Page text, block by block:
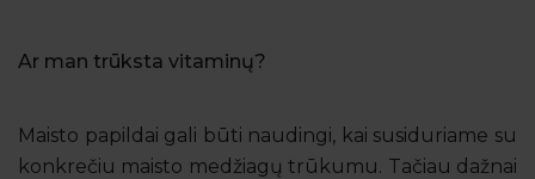
Ar man trūksta vitaminų?
Maisto papildai gali būti naudingi, kai susiduriame su
konkrečiu maisto medžiagų trūkumu. Tačiau dažnai